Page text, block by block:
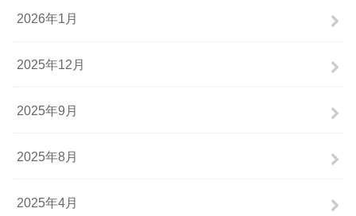
2026年1月
2025年12月
2025年9月
2025年8月
2025年4月